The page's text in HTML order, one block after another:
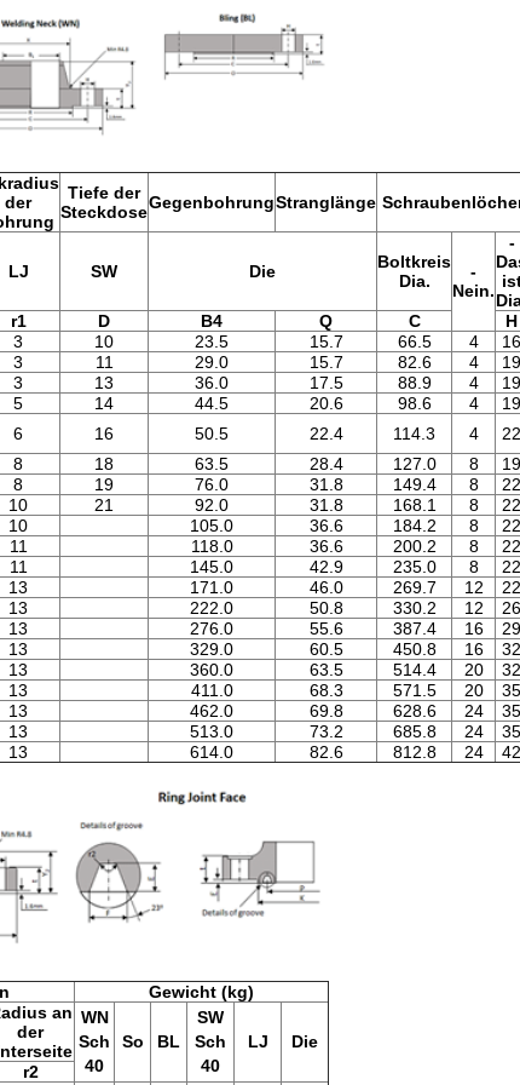
der
Tiefe der
SteckdoseGegenbohrungStranglänge
LJ SW Die
Boltkreis
Dia.
-
Nein.
-
r1 D B4 Q C
H
3 10 23.5 15.7 66.5 4
16
3 11 29.0 15.7 82.6 4
19
3 13 36.0 17.5 88.9 4
19
5 14 44.5 20.6 98.6 4
19
6 16 50.5 22.4 114.3 4
22
8 18 63.5 28.4 127.0 8
19
8 19 76.0 31.8 149.4 8
22
10 21 92.0 31.8 168.1 8
22
10 105.0 36.6 184.2 8
22
11 118.0 36.6 200.2 8
22
11 145.0 42.9 235.0 8
22
13 171.0 46.0 269.7 12
22
13 222.0 50.8 330.2 12
26
13 276.0 55.6 387.4 16
29
13 329.0 60.5 450.8 16
32
13 360.0 63.5 514.4 20
32
13 411.0 68.3 571.5 20
35
13 462.0 69.8 628.6 24
35
13 513.0 73.2 685.8 24
35
13 614.0 82.6 812.8 24 42
Gewicht (kg)
an
der
WN
Sch
40
So BL
SW
Sch
40
LJ
Die
r2